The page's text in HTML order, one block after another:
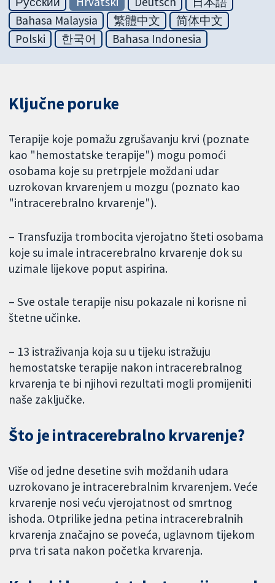
Bahasa Malaysia
繁體中文
简体中文
Polski
한국어 Bahasa Indonesia
Ključne poruke
Terapije koje pomažu zgrušavanju krvi (poznate
kao "hemostatske terapije") mogu pomoći
osobama koje su pretrpjele moždani udar
uzrokovan krvarenjem u mozgu (poznato kao
"intracerebralno krvarenje").
– Transfuzija trombocita vjerojatno šteti osobama
koje su imale intracerebralno krvarenje dok su
uzimale lijekove poput aspirina.
– Sve ostale terapije nisu pokazale ni korisne ni
štetne učinke.
– 13 istraživanja koja su u tijeku istražuju
hemostatske terapije nakon intracerebralnog
krvarenja te bi njihovi rezultati mogli promijeniti
naše zaključke.
Što je intracerebralno krvarenje?
Više od jedne desetine svih moždanih udara
uzrokovano je intracerebralnim krvarenjem. Veće
krvarenje nosi veću vjerojatnost od smrtnog
ishoda. Otprilike jedna petina intracerebralnih
krvarenja značajno se poveća, uglavnom tijekom
prva tri sata nakon početka krvarenja.